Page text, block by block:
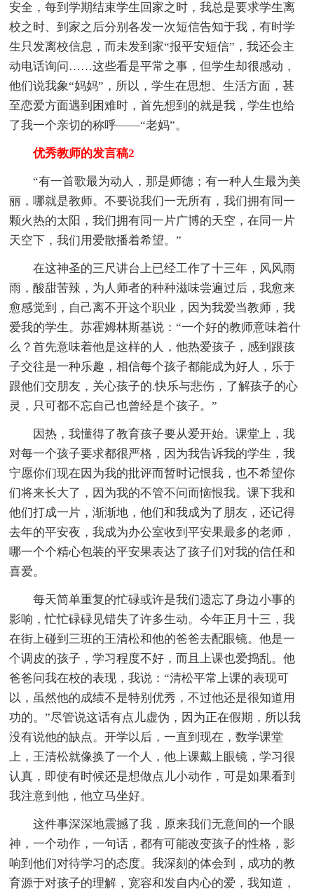
安全，每到学期结束学生回家之时，我总是要求学生离
校之时、到家之后分别各发一次短信告知于我，有时学
生只发离校信息，而未发到家“报平安短信”，我还会主
动电话询问……这些看是平常之事，但学生却很感动，
他们说我象“妈妈”，所以，学生在思想、生活方面，甚
至恋爱方面遇到困难时，首先想到的就是我，学生也给
了我一个亲切的称呼——“老妈”。
优秀教师的发言稿2
“有一首歌最为动人，那是师德；有一种人生最为美
丽，哪就是教师。不要说我们一无所有，我们拥有同一
颗火热的太阳，我们拥有同一片广博的天空，在同一片
天空下，我们用爱散播着希望。”
在这神圣的三尺讲台上已经工作了十三年，风风雨
雨，酸甜苦辣，为人师者的种种滋味尝遍过后，我愈来
愈感觉到，自己离不开这个职业，因为我爱当教师，我
爱我的学生。苏霍姆林斯基说：“一个好的教师意味着什
么？首先意味着他是这样的人，他热爱孩子，感到跟孩
子交往是一种乐趣，相信每个孩子都能成为好人，乐于
跟他们交朋友，关心孩子的.快乐与悲伤，了解孩子的心
灵，只可都不忘自己也曾经是个孩子。”
因热，我懂得了教育孩子要从爱开始。课堂上，我
对每一个孩子要求都很严格，因为我告诉我的学生，我
宁愿你们现在因为我的批评而暂时记恨我，也不希望你
们将来长大了，因为我的不管不问而恼恨我。课下我和
他们打成一片，渐渐地，他们和我成为了朋友，还记得
去年的平安夜，我成为办公室收到平安果最多的老师，
哪一个个精心包装的平安果表达了孩子们对我的信任和
喜爱。
每天简单重复的忙碌或许是我们遗忘了身边小事的
影响，忙忙碌碌见错失了许多生动。今年正月十三，我
在街上碰到三班的王清松和他的爸爸去配眼镜。他是一
个调皮的孩子，学习程度不好，而且上课也爱捣乱。他
爸爸问我在校的表现，我说：“清松平常上课的表现可
以，虽然他的成绩不是特别优秀，不过他还是很知道用
功的。”尽管说这话有点儿虚伪，因为正在假期，所以我
没有说他的缺点。开学以后，一直到现在，数学课堂
上，王清松就像换了一个人，他上课戴上眼镜，学习很
认真，即使有时候还是想做点儿小动作，可是如果看到
我注意到他，他立马坐好。
这件事深深地震撼了我，原来我们无意间的一个眼
神，一个动作，一句话，都有可能改变孩子的性格，影
响到他们对待学习的态度。我深刻的体会到，成功的教
育源于对孩子的理解，宽容和发自内心的爱，我知道，